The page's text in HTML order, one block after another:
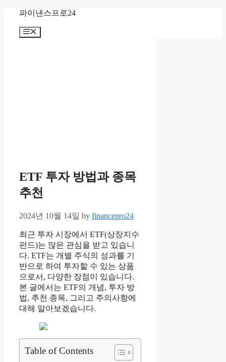
content
파이낸스프로24
Menu
ETF 투자 방법과 종목
추천
2024년 10월 14일 by financepro24
최근 투자 시장에서 ETF(상장지수
펀드)는 많은 관심을 받고 있습니
다. ETF는 개별 주식의 성과를 기
반으로 하여 투자할 수 있는 상품
으로서, 다양한 장점이 있습니다.
본 글에서는 ETF의 개념, 투자 방
법, 추천 종목, 그리고 주의사항에
대해 알아보겠습니다.
Table of Contents